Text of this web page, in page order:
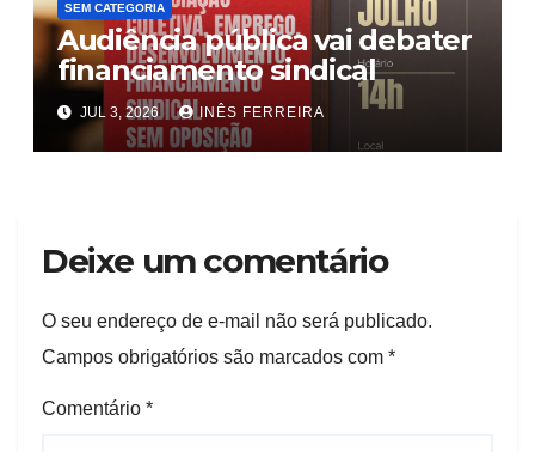
SEM CATEGORIA
Audiência pública vai debater
financiamento sindical
JUL 3, 2026 INÊS FERREIRA
Deixe um comentário
O seu endereço de e-mail não será publicado.
Campos obrigatórios são marcados com *
Comentário *